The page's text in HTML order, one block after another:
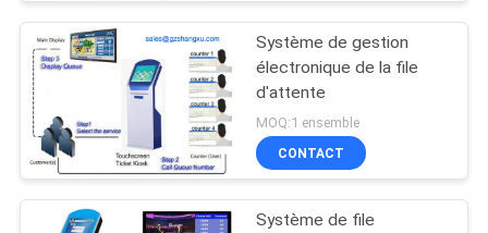
CONTRÔLE
DE
QUALITÉ
CONTACTEZ-
NOUS
Système de queue
d'hôpital
Système de gestion
électronique de la file
d'attente
MOQ:1 ensemble
CONTACT
Système de file